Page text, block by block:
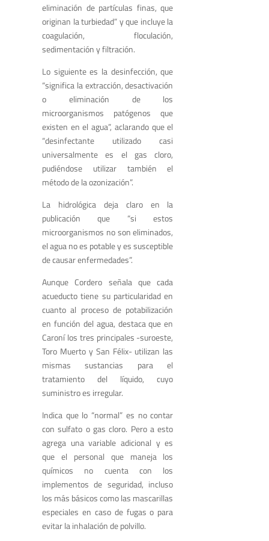
eliminación de partículas finas, que
originan la turbiedad” y que incluye la
coagulación, floculación,
sedimentación y filtración.
Lo siguiente es la desinfección, que
“significa la extracción, desactivación
o eliminación de los
microorganismos patógenos que
existen en el agua”, aclarando que el
“desinfectante utilizado casi
universalmente es el gas cloro,
pudiéndose utilizar también el
método de la ozonización”.
La hidrológica deja claro en la
publicación que “si estos
microorganismos no son eliminados,
el agua no es potable y es susceptible
de causar enfermedades”.
Aunque Cordero señala que cada
acueducto tiene su particularidad en
cuanto al proceso de potabilización
en función del agua, destaca que en
Caroní los tres principales -suroeste,
Toro Muerto y San Félix- utilizan las
mismas sustancias para el
tratamiento del líquido, cuyo
suministro es irregular.
Indica que lo “normal” es no contar
con sulfato o gas cloro. Pero a esto
agrega una variable adicional y es
que el personal que maneja los
químicos no cuenta con los
implementos de seguridad, incluso
los más básicos como las mascarillas
especiales en caso de fugas o para
evitar la inhalación de polvillo.